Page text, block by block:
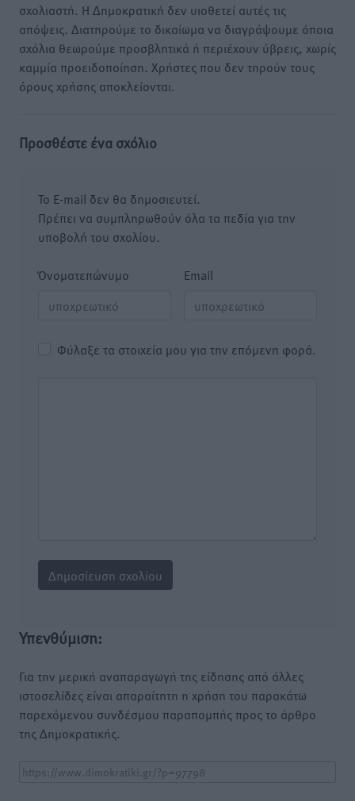
σχολιαστή. Η Δημοκρατική δεν υιοθετεί αυτές τις
απόψεις. Διατηρούμε το δικαίωμα να διαγράψουμε όποια
σχόλια θεωρούμε προσβλητικά ή περιέχουν ύβρεις, χωρίς
καμμία προειδοποίηση. Χρήστες που δεν τηρούν τους
όρους χρήσης αποκλείονται.
Προσθέστε ένα σχόλιο
Το E-mail δεν θα δημοσιευτεί.
Πρέπει να συμπληρωθούν όλα τα πεδία για την
υποβολή του σχολίου.
Όνοματεπώνυμο Email
Φύλαξε τα στοιχεία μου για την επόμενη φορά.
Υπενθύμιση:
Για την μερική αναπαραγωγή της είδησης από άλλες
ιστοσελίδες είναι απαραίτητη η χρήση του παρακάτω
παρεχόμενου συνδέσμου παραπομπής προς το άρθρο
της Δημοκρατικής.